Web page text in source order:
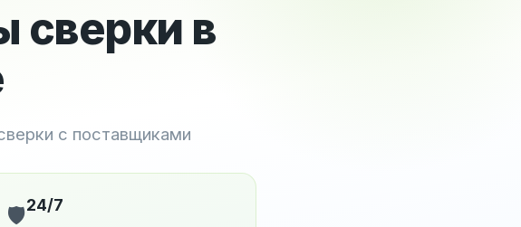
сверки в
с поставщиками
🛡️24/7